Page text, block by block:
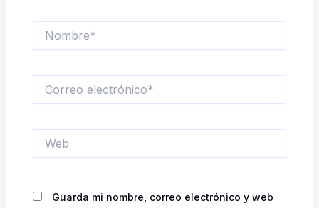
electrónico*
Guarda mi nombre, correo electrónico y web